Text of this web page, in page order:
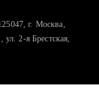
г. Москва,
2-я Брестская,